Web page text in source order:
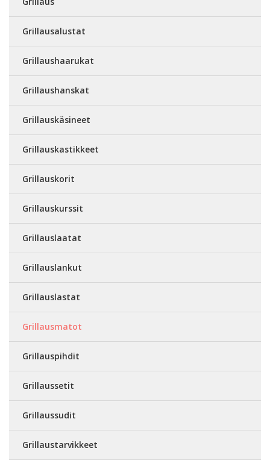
Grillausalustat
Grillaushaarukat
Grillaushanskat
Grillauskäsineet
Grillauskastikkeet
Grillauskorit
Grillauskurssit
Grillauslaatat
Grillauslankut
Grillauslastat
Grillausmatot
Grillauspihdit
Grillaussetit
Grillaussudit
Grillaustarvikkeet